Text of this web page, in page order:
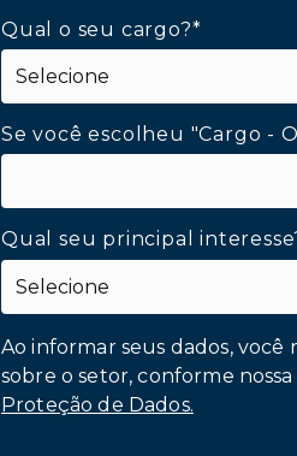
Qual o seu cargo?*
Se você escolheu "Cargo -
Qual seu principal
Ao informar seus dados,
sobre o setor, conforme nossa
Proteção de Dados.